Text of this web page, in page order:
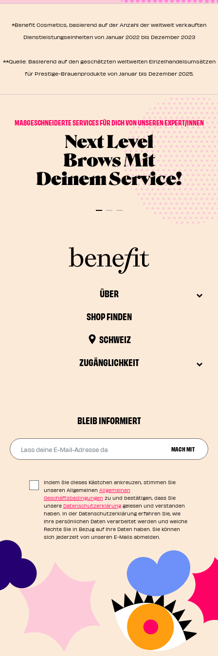
Augenbrauen zu machen, sich liebevoll deinen Wimpern
unseren Store Locator, um den nächsten Standort für
*Benefit Cosmetics, basierend auf der Anzahl der weltweit verkauften
Dienstleistungseinheiten von Januar 2022 bis Dezember 2023
**Quelle: Basierend auf den geschätzten weltweiten Einzelhandelsumsätzen
für Prestige-Brauenprodukte von Januar bis Dezember 2025.
MAßGESCHNEIDERTE SERVICES FÜR DICH VON UNSEREN EXPERT/INNEN
Next Level
Brows Mit
Deinem Service!
ÜBER
SHOP FINDEN
SCHWEIZ
ZUGÄNGLICHKEIT
BLEIB INFORMIERT
Lass deine E-Mail-Adresse da
MACH MIT
Indem Sie dieses Kästchen ankreuzen, stimmen Sie
unseren Allgemeinen Allgemeinen
Geschäftsbedingungen zu und bestätigen, dass Sie
unsere Datenschutzerklärunggelesen und verstanden
haben. In der Datenschutzerklärung erfahren Sie, wie
Ihre persönlichen Daten verarbeitet werden und welche
Rechte Sie in Bezug auf Ihre Daten haben. Sie können
sich jederzeit von unseren E-Mails abmelden.